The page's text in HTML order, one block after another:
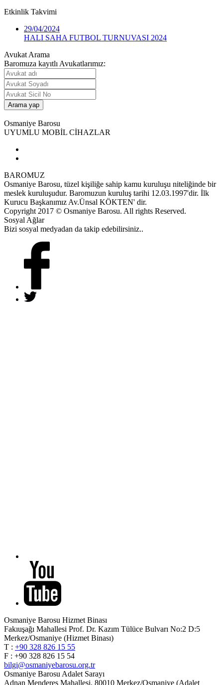
Etkinlik Takvimi
29/04/2024
HALI SAHA FUTBOL TURNUVASI 2024
Avukat Arama
Baromuza kayıtlı Avukatlarımız:
Osmaniye Barosu
UYUMLU MOBİL CİHAZLAR
BAROMUZ
Osmaniye Barosu, tüzel kişiliğe sahip kamu kuruluşu niteliğinde bir
meslek kuruluşudur. Baromuzun kuruluş tarihi 12.03.1997'dir. İlk
Kurucu Başkanımız Av.Ünsal KÖKTEN' dir.
Copyright 2017 © Osmaniye Barosu. All rights Reserved.
Sosyal Ağlar
Bizi sosyal medyadan da takip edebilirsiniz..
Osmaniye Barosu Hizmet Binası
Fakıuşağı Mahallesi Prof. Dr. Kazım Tülüce Bulvarı No:2 D:5
Merkez/Osmaniye (Hizmet Binası)
T : +90 328 826 15 55
F : +90 328 826 15 54
bilgi@osmaniyebarosu.org.tr
Osmaniye Barosu Adalet Sarayı
Adnan Menderes Mahallesi, 80010 Merkez/Osmaniye (Adalet